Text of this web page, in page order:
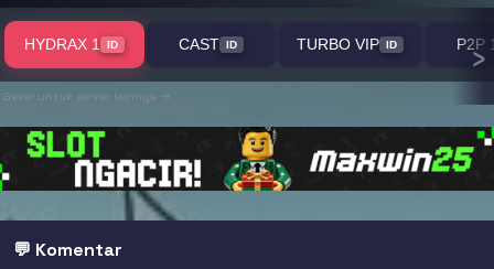
HYDRAX 1 ID CAST ID TURBO VIP ID P2P
›
Geser untuk server lainnya →
💬 Komentar